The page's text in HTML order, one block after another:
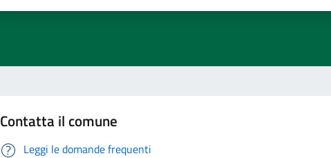
Contatta il comune
Leggi le domande frequenti